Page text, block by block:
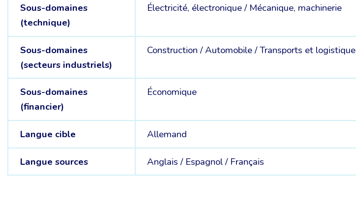
Sous-domaines
(technique)
Électricité, électronique / Mécanique, machinerie
Sous-domaines
(secteurs industriels)
Construction /Automobile /Transports et logistique
Sous-domaines
(financier)
Économique
Langue cible Allemand
Langue sources Anglais / Espagnol / Français